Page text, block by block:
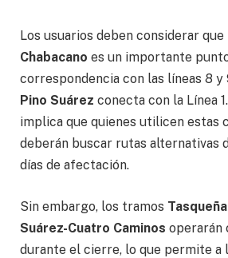
Los usuarios deben considerar
Chabacano es un importante
correspondencia con las líneas 8 y
Pino Suárez conecta con la Línea
implica que quienes utilicen estas
deberán buscar rutas alternativas
días de afectación.
Sin embargo, los tramos
Suárez-Cuatro Caminos operarán
durante el cierre, lo que permite a